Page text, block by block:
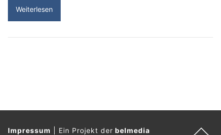
Weiterlesen
Impressum Ein Projekt derbelmedia